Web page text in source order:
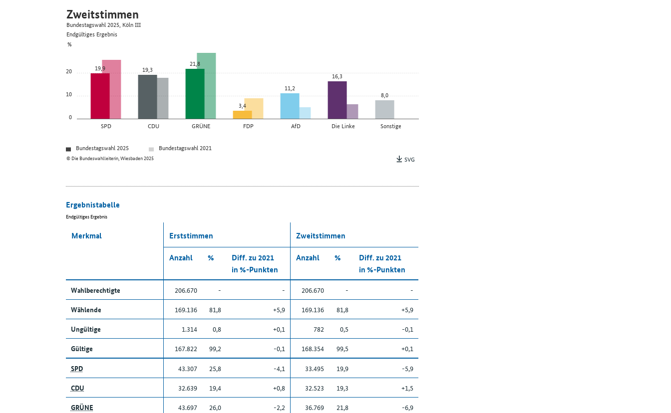
0
10
20
%
SPD CDU GRÜNE FDP AfD Die Linke Sonstige
19,9 19,3
21,8
3,4
11,2
16,3
8,0
© Die Bundeswahlleiterin, Wiesbaden 2025
Zweitstimmen
Bundestagswahl 2025, Köln III
Endgültiges Ergebnis
Bundestagswahl 2025
Bundestagswahl 2021
SVG
Ergebnistabelle
Endgültiges Ergebnis
Merkmal Erststimmen
Zweitstimmen
Anzahl
%
Diff. zu 2021
in %-Punkten
Anzahl %
Diff. zu 2021
in %-Punkten
Wahlberechtigte 206.670 - - 206.670 -
-
Wählende
169.136 81,8 +5,9 169.136 81,8
+5,9
Ungültige
1.314 0,8 +0,1 782 0,5
-0,1
Gültige
167.822 99,2 -0,1 168.354 99,5
+0,1
SPD
43.307 25,8 -4,1 33.495 19,9
-5,9
CDU
32.639 19,4 +0,8 32.523 19,3
+1,5
GRÜNE
43.697 26,0 -2,2 36.769 21,8
-6,9